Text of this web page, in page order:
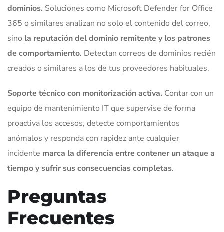
dominios. Soluciones como Microsoft Defender for Office
365 o similares analizan no solo el contenido del correo,
sino la reputación del dominio remitente y los patrones
de comportamiento. Detectan correos de dominios recién
creados o similares a los de tus proveedores habituales.
Soporte técnico con monitorización activa. Contar con un
equipo de mantenimiento IT que supervise de forma
proactiva los accesos, detecte comportamientos
anómalos y responda con rapidez ante cualquier
incidente marca la diferencia entre contener un ataque a
tiempo y sufrir sus consecuencias completas.
Preguntas
Frecuentes